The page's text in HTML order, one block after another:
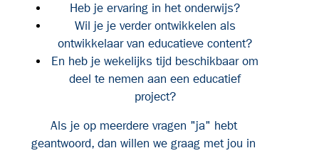
Heb je ervaring in het onderwijs?
Wil je je verder ontwikkelen als
ontwikkelaar van educatieve content?
En heb je wekelijks tijd beschikbaar om
deel te nemen aan een educatief
project?
Als je op meerdere vragen "ja" hebt
geantwoord, dan willen we graag met jou in